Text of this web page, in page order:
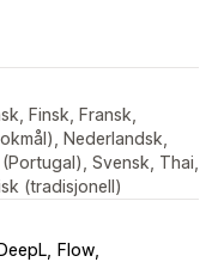
Finsk, Fransk,
Nederlandsk,
Svensk, Thai,
(tradisjonell)
DeepL
Flow